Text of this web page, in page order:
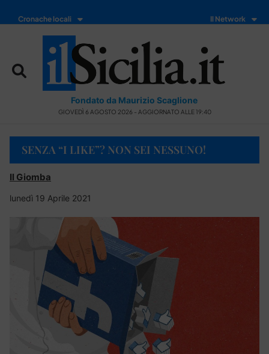
Cronache locali Il Network
Fondato da Maurizio Scaglione
GIOVEDÌ 6 AGOSTO 2026 - AGGIORNATO ALLE 19:40
SENZA “I LIKE”? NON SEI NESSUNO!
Il Giomba
lunedì 19 Aprile 2021